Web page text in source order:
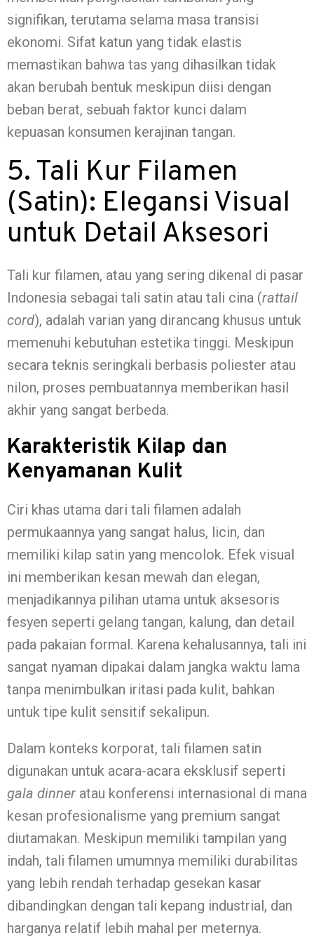
signifikan, terutama selama masa transisi
ekonomi. Sifat katun yang tidak elastis
memastikan bahwa tas yang dihasilkan tidak
akan berubah bentuk meskipun diisi dengan
beban berat, sebuah faktor kunci dalam
kepuasan konsumen kerajinan tangan.
5. Tali Kur Filamen
(Satin): Elegansi Visual
untuk Detail Aksesori
Tali kur filamen, atau yang sering dikenal di pasar
Indonesia sebagai tali satin atau tali cina (rattail
cord), adalah varian yang dirancang khusus untuk
memenuhi kebutuhan estetika tinggi. Meskipun
secara teknis seringkali berbasis poliester atau
nilon, proses pembuatannya memberikan hasil
akhir yang sangat berbeda.
Karakteristik Kilap dan
Kenyamanan Kulit
Ciri khas utama dari tali filamen adalah
permukaannya yang sangat halus, licin, dan
memiliki kilap satin yang mencolok. Efek visual
ini memberikan kesan mewah dan elegan,
menjadikannya pilihan utama untuk aksesoris
fesyen seperti gelang tangan, kalung, dan detail
pada pakaian formal. Karena kehalusannya, tali ini
sangat nyaman dipakai dalam jangka waktu lama
tanpa menimbulkan iritasi pada kulit, bahkan
untuk tipe kulit sensitif sekalipun.
Dalam konteks korporat, tali filamen satin
digunakan untuk acara-acara eksklusif seperti
gala dinner atau konferensi internasional di mana
kesan profesionalisme yang premium sangat
diutamakan. Meskipun memiliki tampilan yang
indah, tali filamen umumnya memiliki durabilitas
yang lebih rendah terhadap gesekan kasar
dibandingkan dengan tali kepang industrial, dan
harganya relatif lebih mahal per meternya.